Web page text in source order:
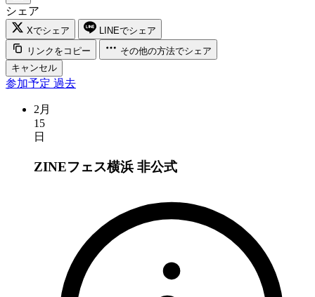
シェア
Xでシェア
LINEでシェア
リンクをコピー
その他の方法でシェア
キャンセル
参加予定 過去
2月
15
日
ZINEフェス横浜 非公式